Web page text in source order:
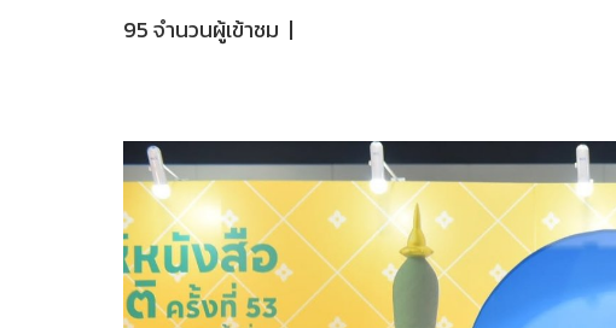
95 จำนวนผู้เข้าชม |